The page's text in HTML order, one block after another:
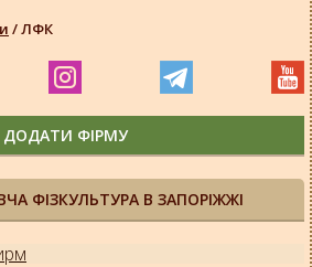
ФІЗКУЛЬТУРА В ЗАПОРІЖЖІ
/ЛФК
ДОДАТИ ФІРМУ